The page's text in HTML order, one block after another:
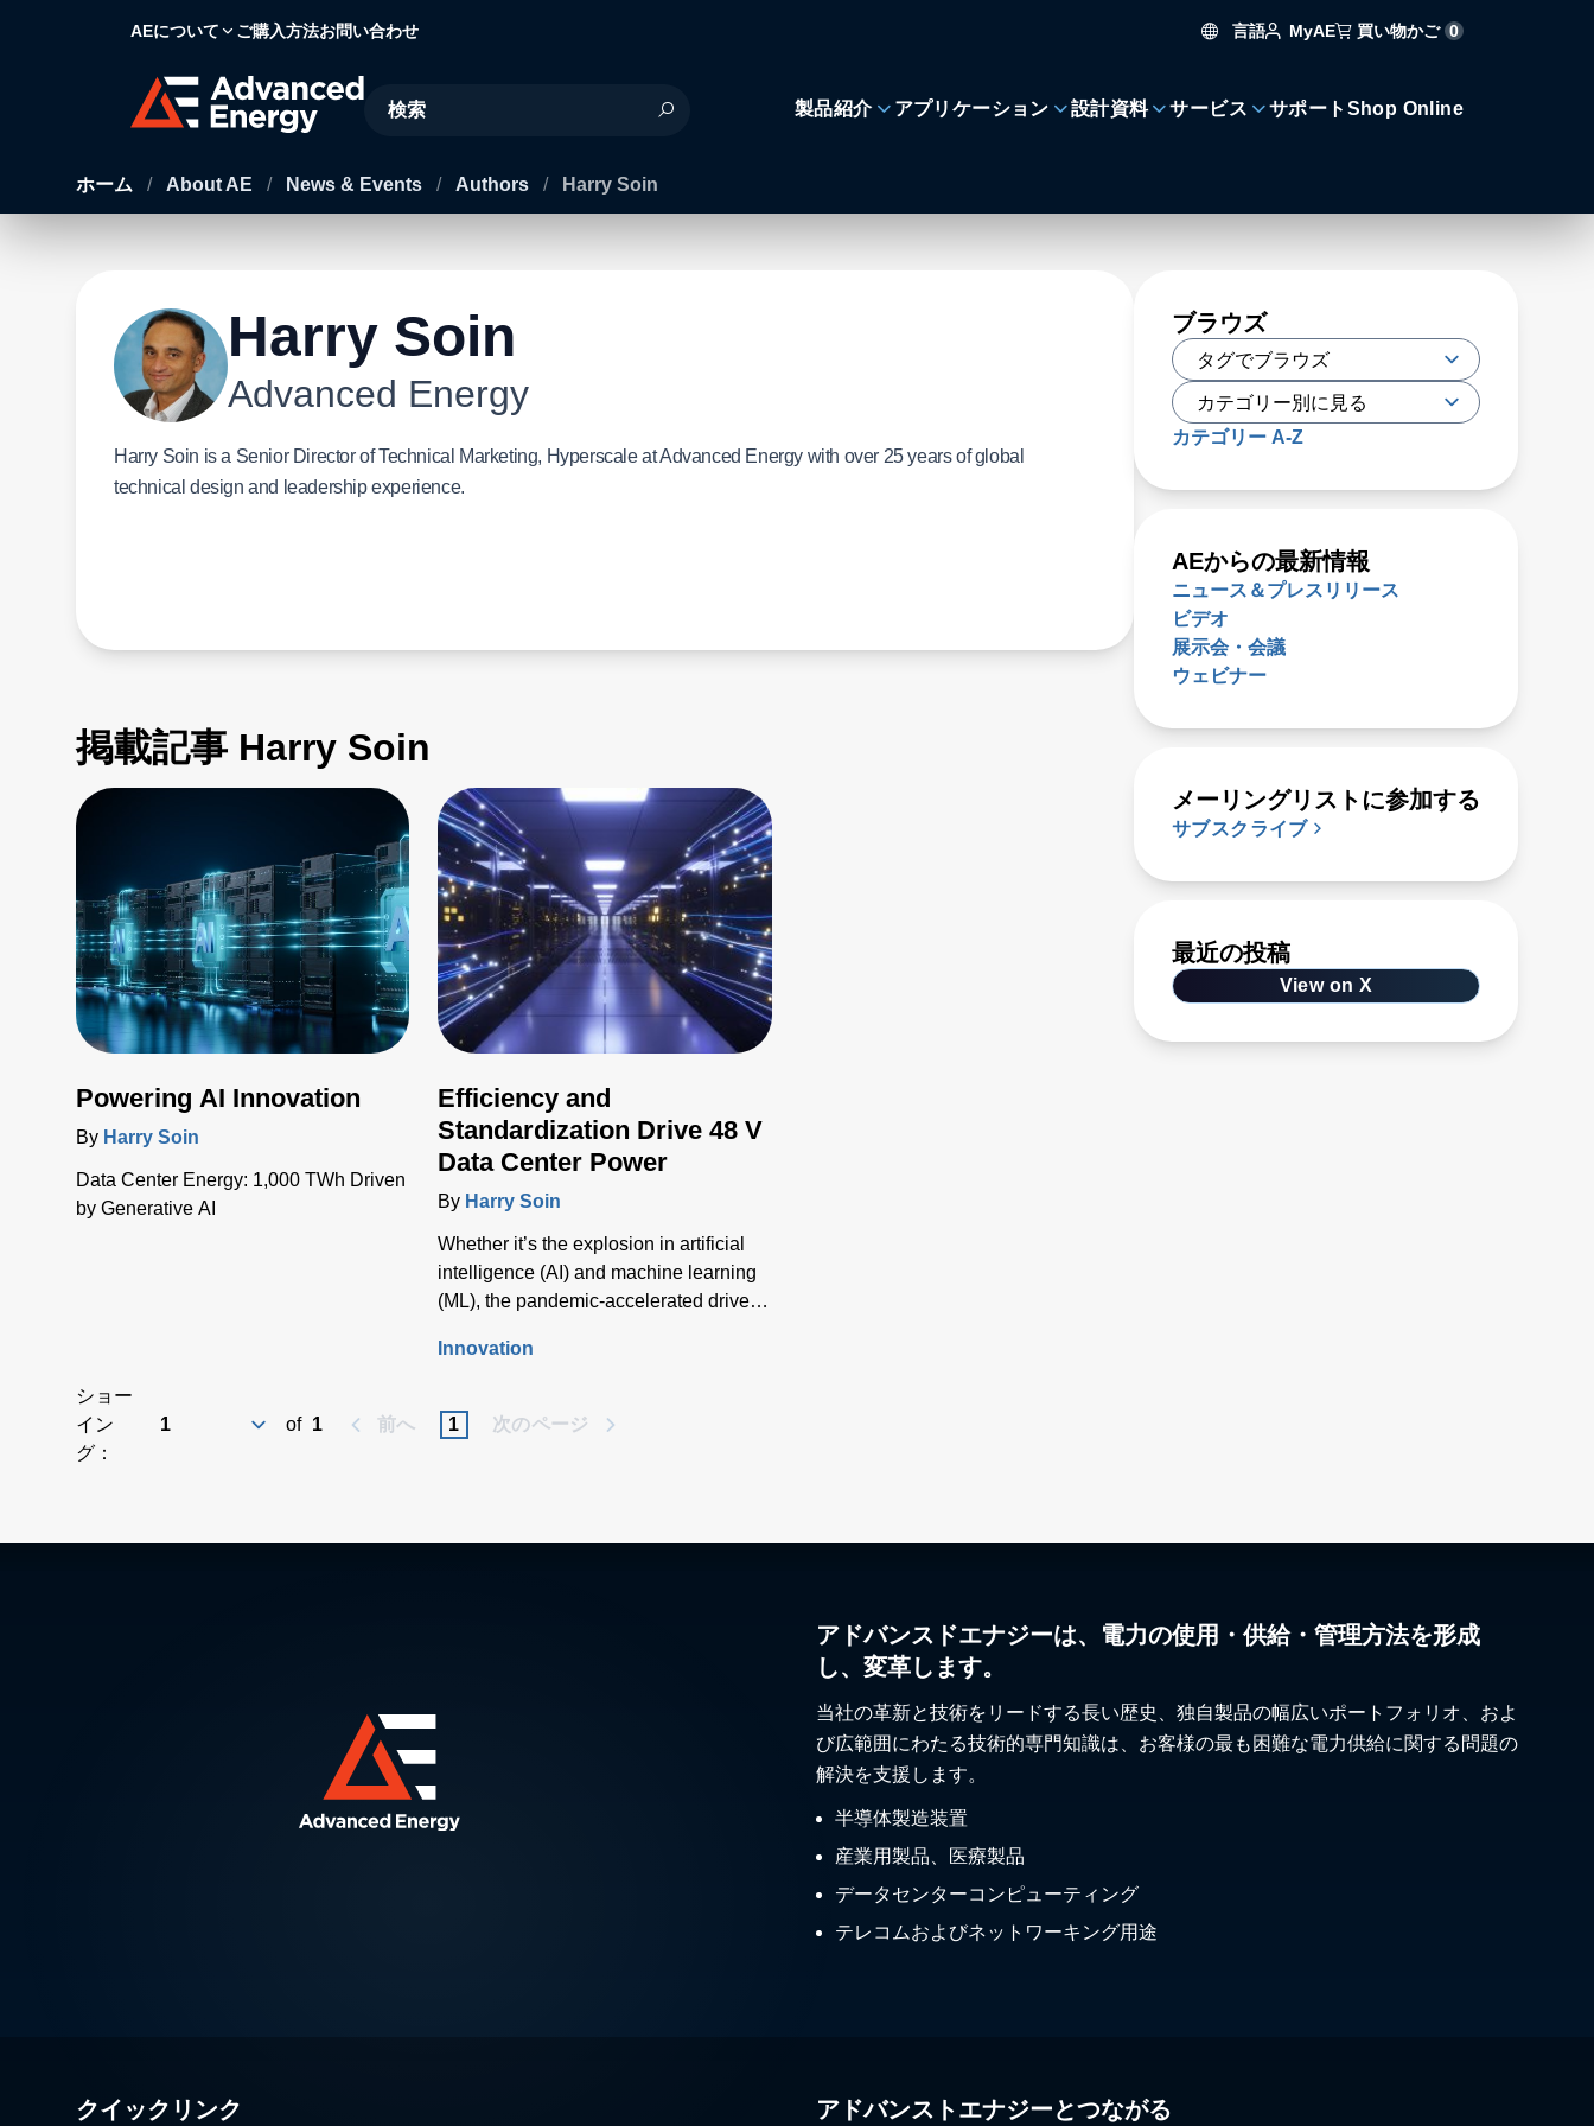
AEについて ご購入方法お問い合わせ 言語 MyAE 買い物かご 0
Site Search
製品紹介 アプリケーション 設計資料 サービス サポート Shop Online
ホーム / About AE / News & Events / Authors / Harry Soin
Harry Soin
Advanced Energy
Harry Soin is a Senior Director of Technical Marketing, Hyperscale at Advanced Energy with over 25 years of global
technical design and leadership experience.
掲載記事 Harry Soin
Powering AI Innovation
By Harry Soin
Data Center Energy: 1,000 TWh Driven
by Generative AI
Efficiency and
Standardization Drive 48 V
Data Center Power
By Harry Soin
Whether it’s the explosion in artificial
intelligence (AI) and machine learning
(ML), the pandemic-accelerated drive to
appetite for social media or the
Internet of Things (IoT), one thing is
certain – worldwide demand to process,
Innovation
ショー
イン
グ：
of 1 前へ 1 次のページ
ブラウズ
カテゴリー A-Z
AEからの最新情報
ニュース＆プレスリリース
ビデオ
展示会・会議
ウェビナー
メーリングリストに参加する
サブスクライブ
最近の投稿
View on X
アドバンスドエナジーは、電力の使用・供給・管理方法を形成
し、変革します。
当社の革新と技術をリードする長い歴史、独自製品の幅広いポートフォリオ、およ
び広範囲にわたる技術的専門知識は、お客様の最も困難な電力供給に関する問題の
解決を支援します。
半導体製造装置
産業用製品、医療製品
データセンターコンピューティング
テレコムおよびネットワーキング用途
クイックリンク アドバンストエナジーとつながる